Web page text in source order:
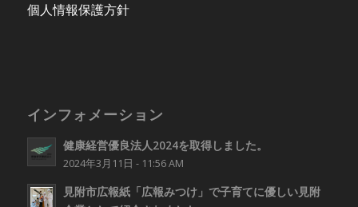
個人情報保護方針
インフォメーション
健康経営優良法人2024を取得しました。
2024年3月11日 - 11:56 AM
見附市広報紙「広報みつけ」で子育てに優しい見附